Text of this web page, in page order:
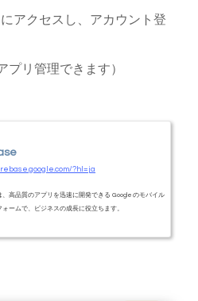
アクセスし、アカウント登
プリ管理できます）
?hl=ja
、高品質のアプリを迅速に開発できる Google のモバイル
ォームで、ビジネスの成長に役立ちます。